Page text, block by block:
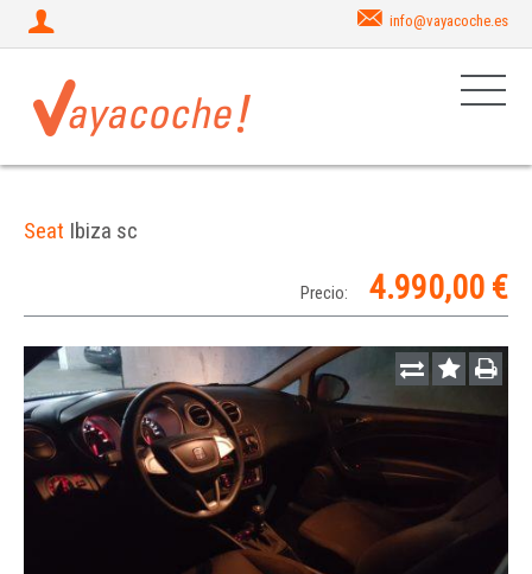
info@vayacoche.es
Seat Ibiza sc
Precio: 4.990,00 €